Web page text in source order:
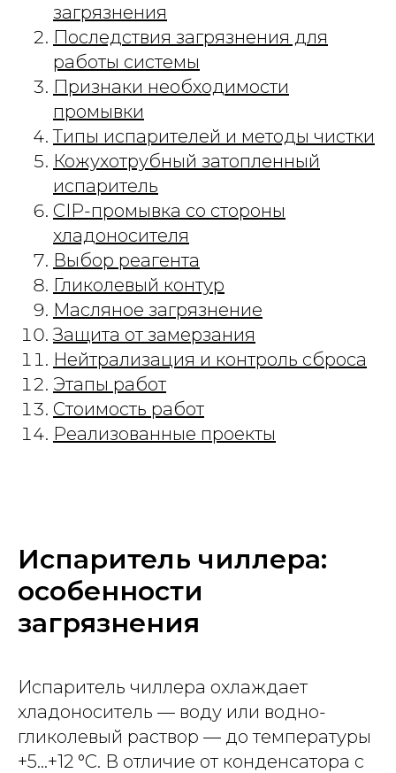
загрязнения
Последствия загрязнения для
работы системы
Признаки необходимости
промывки
Типы испарителей и методы чистки
Кожухотрубный затопленный
испаритель
CIP-промывка со стороны
хладоносителя
Выбор реагента
Гликолевый контур
Масляное загрязнение
Защита от замерзания
Нейтрализация и контроль сброса
Этапы работ
Стоимость работ
Реализованные проекты
Испаритель чиллера:
особенности
загрязнения
Испаритель чиллера охлаждает
хладоноситель — воду или водно-
гликолевый раствор — до температуры
+5…+12 °C. В отличие от конденсатора с